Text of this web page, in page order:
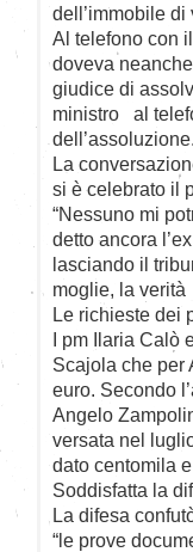
dell’immobile
Al telefono con
doveva
giudice di
ministro al
La
si è celebrato il
“Nessuno mi
detto ancora
lasciando il
moglie, la verità
Le richieste dei
I pm Ilaria Calò
Scajola che per
euro. Secondo
Angelo
versata nel
dato centomila
Soddisfatta la
La difesa
“le prove